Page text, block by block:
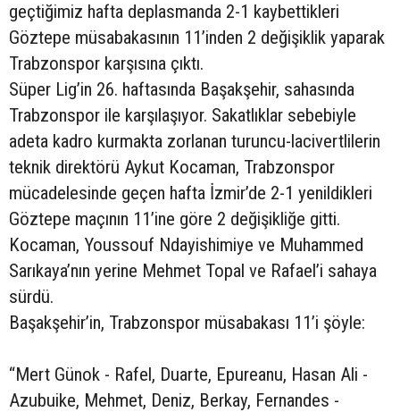
geçtiğimiz hafta deplasmanda 2-1 kaybettikleri
Göztepe müsabakasının 11’inden 2 değişiklik yaparak
Trabzonspor karşısına çıktı.
Süper Lig’in 26. haftasında Başakşehir, sahasında
Trabzonspor ile karşılaşıyor. Sakatlıklar sebebiyle
adeta kadro kurmakta zorlanan turuncu-lacivertlilerin
teknik direktörü Aykut Kocaman, Trabzonspor
mücadelesinde geçen hafta İzmir’de 2-1 yenildikleri
Göztepe maçının 11’ine göre 2 değişikliğe gitti.
Kocaman, Youssouf Ndayishimiye ve Muhammed
Sarıkaya’nın yerine Mehmet Topal ve Rafael’i sahaya
sürdü.
Başakşehir’in, Trabzonspor müsabakası 11’i şöyle:
“Mert Günok - Rafel, Duarte, Epureanu, Hasan Ali -
Azubuike, Mehmet, Deniz, Berkay, Fernandes -